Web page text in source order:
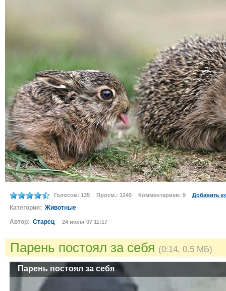
Голосов: 135 Просм.: 1245 Комментариев: 9 Добавить
Категория: Животные
Автор: Старец 24 июля´07 11:17
Парень постоял за себя (0:14, 0.5 МБ)
Парень постоял за себя